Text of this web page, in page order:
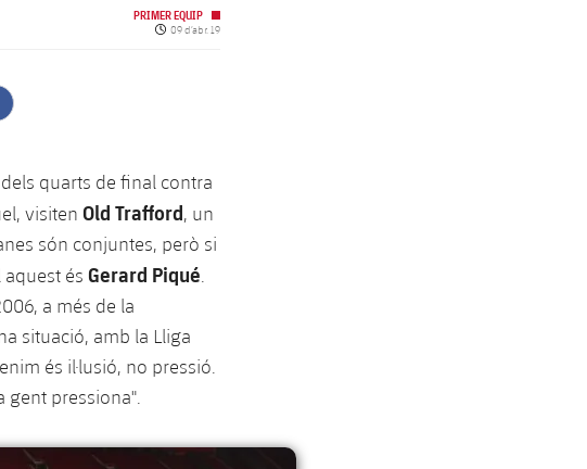
PRIMER EQUIP
Data de publicació
09 d’abr. 19
quarts de final contra
visiten Old Trafford, un
són conjuntes, però si
és Gerard Piqué.
a més de la
situació, amb la Lliga
és il·lusió, no pressió.
gent pressiona".